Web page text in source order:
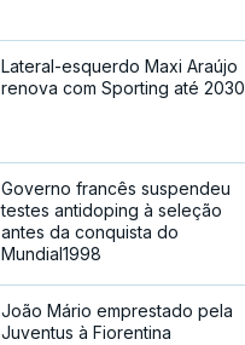
Lateral-esquerdo Maxi Araújo
renova com Sporting até 2030
Governo francês suspendeu
testes antidoping à seleção
antes da conquista do
Mundial1998
João Mário emprestado pela
Juventus à Fiorentina